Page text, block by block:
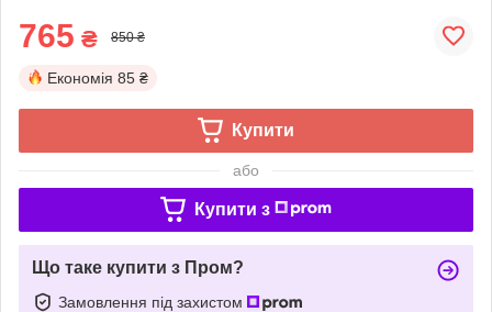
765 ₴ 850 ₴
Економія 85 ₴
Купити
або
Купити з
Що таке купити з Пром?
Замовлення під захистом